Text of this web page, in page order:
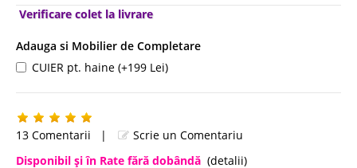
Verificare colet la livrare
Adauga si Mobilier de Completare
CUIER pt. haine (+199 Lei)
13 Comentarii |
Scrie un Comentariu
Disponibil şi în Rate fără dobândă (detalii)